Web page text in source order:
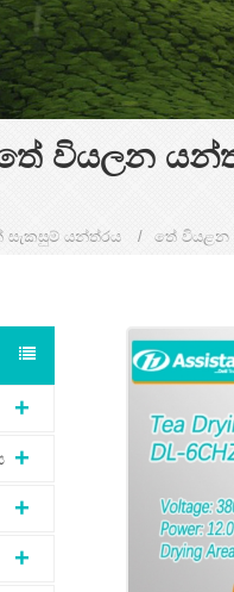
වියලන
සැකසුම් යන්ත්රය / තේ වියළන